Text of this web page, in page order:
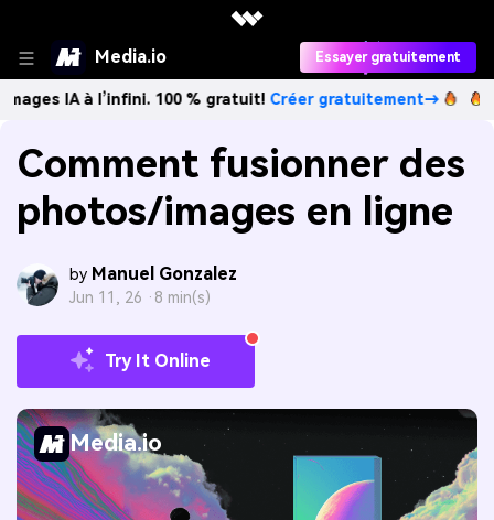
Media.io Essayer gratuitement
à l’infini. 100 % gratuit!Créer gratuitement→ Créez
Comment fusionner des
photos/images en ligne
by Manuel Gonzalez
Jun 11, 26 · 8 min(s)
Try It Online
Media.io